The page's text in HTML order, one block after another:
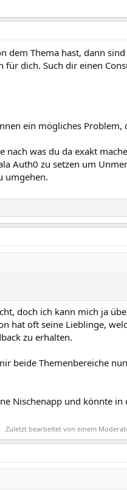
dem Thema hast, dann
dich. Such dir einen
ein mögliches Problem,
nach was du da exakt
Auth0 zu setzen um
umgehen.
doch ich kann mich ja
hat oft seine Lieblinge,
zu erhalten.
beide Themenbereiche
Nischenapp und könnte in
Zuletzt bearbeitet von einem